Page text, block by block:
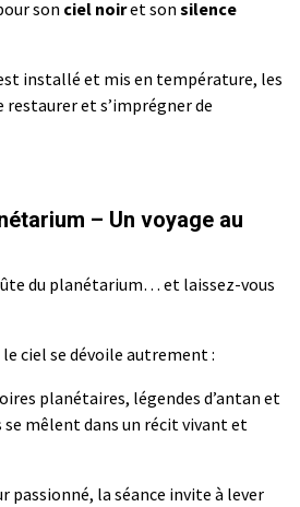
son ciel noiret son silence
installé et mis en température, les
et s’imprégner de
– Un voyage au
du planétarium… et laissez-vous
le ciel se dévoile autrement :
planétaires, légendes d’antan et
mêlent dans un récit vivant et
passionné, la séance invite à lever